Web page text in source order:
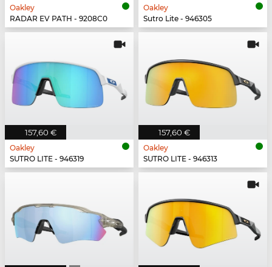
Oakley
RADAR EV PATH - 9208C0
Oakley
Sutro Lite - 946305
157,60 €
Oakley
SUTRO LITE - 946319
157,60 €
Oakley
SUTRO LITE - 946313